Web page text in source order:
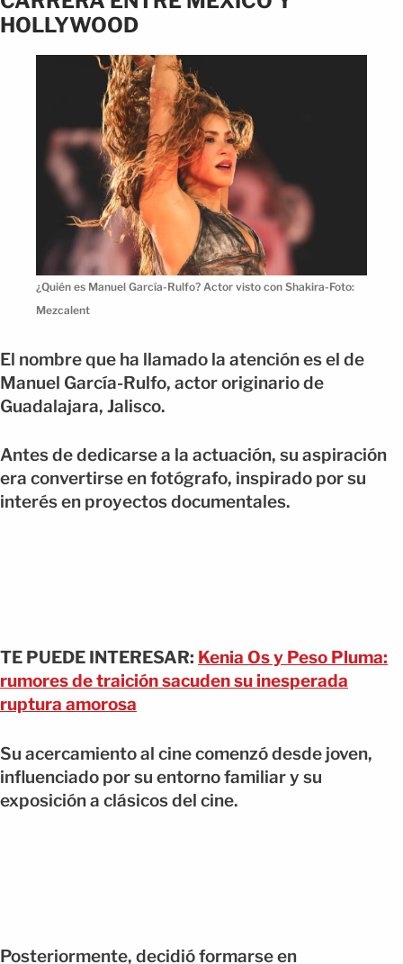
HOLLYWOOD
¿Quién es Manuel García-Rulfo? Actor visto con Shakira-Foto:
Mezcalent
El nombre que ha llamado la atención es el de
Manuel García-Rulfo, actor originario de
Guadalajara, Jalisco.
Antes de dedicarse a la actuación, su aspiración
era convertirse en fotógrafo, inspirado por su
interés en proyectos documentales.
TE PUEDE INTERESAR: Kenia Os y Peso Pluma:
rumores de traición sacuden su inesperada
ruptura amorosa
Su acercamiento al cine comenzó desde joven,
influenciado por su entorno familiar y su
exposición a clásicos del cine.
Posteriormente, decidió formarse en